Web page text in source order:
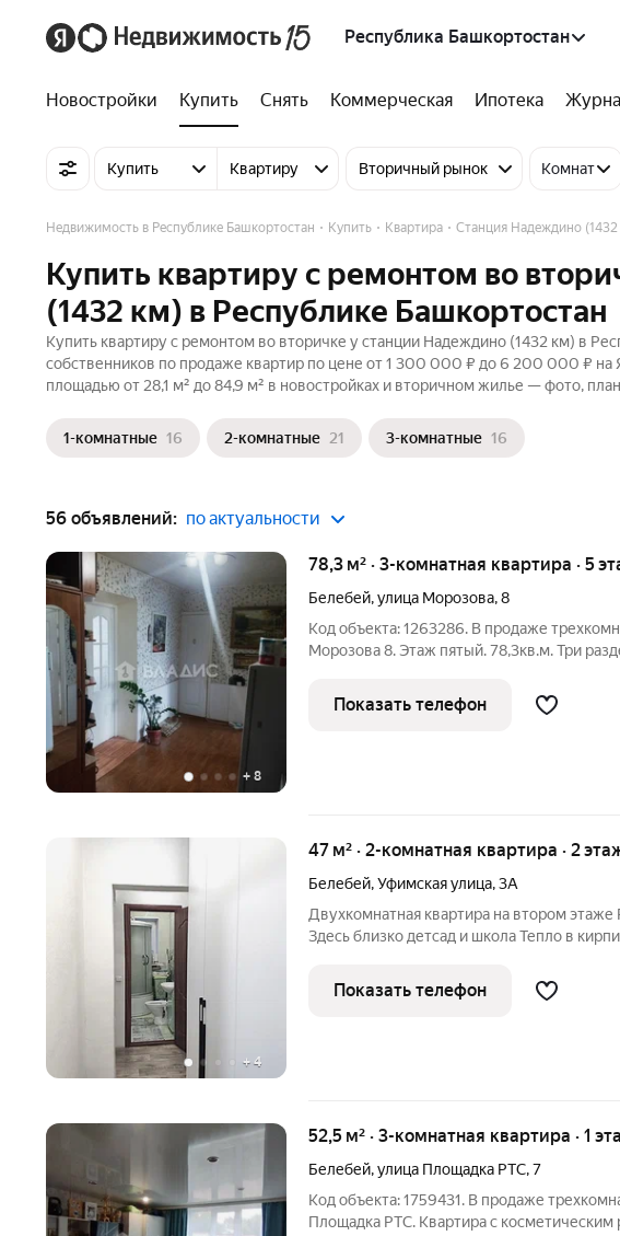
Республика Башкортостан
Новостройки Купить Снять Коммерческая Ипотека
Купить Квартиру Вторичный рынок Комнат
Недвижимость в Республике Башкортостан Купить Квартира Станция Надеждино
Купить квартиру с ремонтом во
(1432 км) в Республике Башкортостан
Купить квартиру с ремонтом во вторичке у станции Надеждино (1432 км) в
собственников по продаже квартир по цене от 1 300 000 ₽ до 6 200 000 ₽
площадью от 28,1 м² до 84,9 м² в новостройках и вторичном жилье — фото,
1-комнатные 16 2-комнатные 21 3-комнатные 16
56 объявлений: по актуальности
+ 8
78,3 м² · 3-комнатная квартира · 5
Белебей,улица Морозова,8
Код объекта: 1263286. В продаже
Морозова 8. Этаж пятый. 78,3кв.м. Три
Продажа за наличные, ипотека, маткап.
клиенту
Показать телефон
+ 4
47 м² · 2-комнатная квартира · 2
Белебей,Уфимская улица,3А
Двухкомнатная квартира на втором этаже
Здесь близко детсад и школа Тепло в
ремонт в современном стиле, поэтому
Потолки в
Показать телефон
52,5 м² · 3-комнатная квартира · 1
Белебей,улица Площадка РТС,7
Код объекта: 1759431. В продаже
Площадка РТС. Квартира с косметическим